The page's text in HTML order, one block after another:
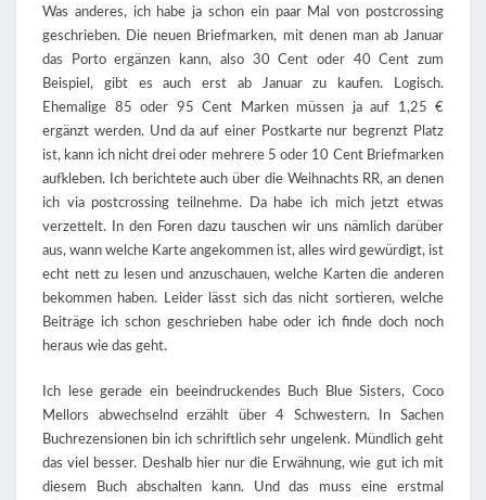
Was anderes, ich habe ja schon ein paar Mal von postcrossing
geschrieben. Die neuen Briefmarken, mit denen man ab Januar
das Porto ergänzen kann, also 30 Cent oder 40 Cent zum
Beispiel, gibt es auch erst ab Januar zu kaufen. Logisch.
Ehemalige 85 oder 95 Cent Marken müssen ja auf 1,25 €
ergänzt werden. Und da auf einer Postkarte nur begrenzt Platz
ist, kann ich nicht drei oder mehrere 5 oder 10 Cent Briefmarken
aufkleben. Ich berichtete auch über die Weihnachts RR, an denen
ich via postcrossing teilnehme. Da habe ich mich jetzt etwas
verzettelt. In den Foren dazu tauschen wir uns nämlich darüber
aus, wann welche Karte angekommen ist, alles wird gewürdigt, ist
echt nett zu lesen und anzuschauen, welche Karten die anderen
bekommen haben. Leider lässt sich das nicht sortieren, welche
Beiträge ich schon geschrieben habe oder ich finde doch noch
heraus wie das geht.
Ich lese gerade ein beeindruckendes Buch Blue Sisters, Coco
Mellors abwechselnd erzählt über 4 Schwestern. In Sachen
Buchrezensionen bin ich schriftlich sehr ungelenk. Mündlich geht
das viel besser. Deshalb hier nur die Erwähnung, wie gut ich mit
diesem Buch abschalten kann. Und das muss eine erstmal